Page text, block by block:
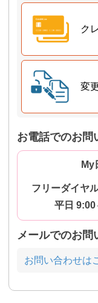
ク
変
お電話でのお問
My
フリーダイヤ
平日
メールでのお問
お問い合わせは